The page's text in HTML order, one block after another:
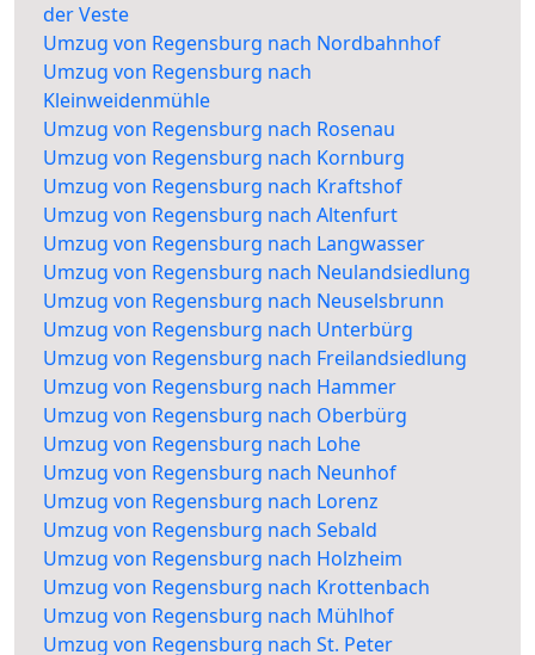
der Veste
Umzug von Regensburg nach Nordbahnhof
Umzug von Regensburg nach
Kleinweidenmühle
Umzug von Regensburg nach Rosenau
Umzug von Regensburg nach Kornburg
Umzug von Regensburg nach Kraftshof
Umzug von Regensburg nach Altenfurt
Umzug von Regensburg nach Langwasser
Umzug von Regensburg nach Neulandsiedlung
Umzug von Regensburg nach Neuselsbrunn
Umzug von Regensburg nach Unterbürg
Umzug von Regensburg nach Freilandsiedlung
Umzug von Regensburg nach Hammer
Umzug von Regensburg nach Oberbürg
Umzug von Regensburg nach Lohe
Umzug von Regensburg nach Neunhof
Umzug von Regensburg nach Lorenz
Umzug von Regensburg nach Sebald
Umzug von Regensburg nach Holzheim
Umzug von Regensburg nach Krottenbach
Umzug von Regensburg nach Mühlhof
Umzug von Regensburg nach St. Peter